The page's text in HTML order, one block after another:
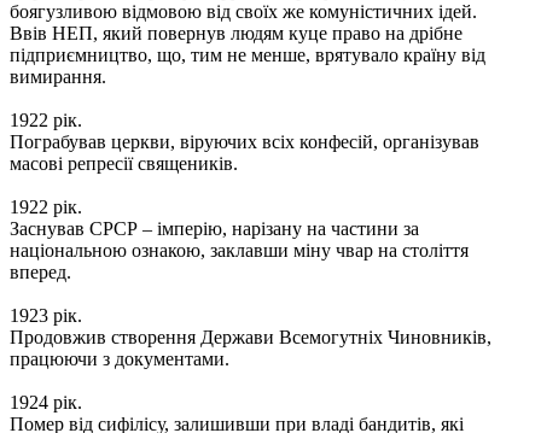
боягузливою відмовою від своїх же комуністичних ідей.
Ввів НЕП, який повернув людям куце право на дрібне
підприємництво, що, тим не менше, врятувало країну від
вимирання.
1922 рік.
Пограбував церкви, віруючих всіх конфесій, організував
масові репресії священиків.
1922 рік.
Заснував СРСР – імперію, нарізану на частини за
національною ознакою, заклавши міну чвар на століття
вперед.
1923 рік.
Продовжив створення Держави Всемогутніх Чиновників,
працюючи з документами.
1924 рік.
Помер від сифілісу, залишивши при владі бандитів, які